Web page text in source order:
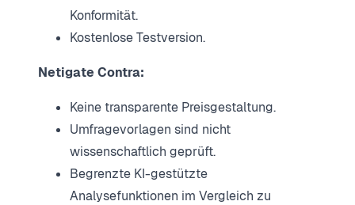
Konformität.
Kostenlose Testversion.
Netigate Contra:
Keine transparente Preisgestaltung.
Umfragevorlagen sind nicht
wissenschaftlich geprüft.
Begrenzte KI-gestützte
Analysefunktionen im Vergleich zu